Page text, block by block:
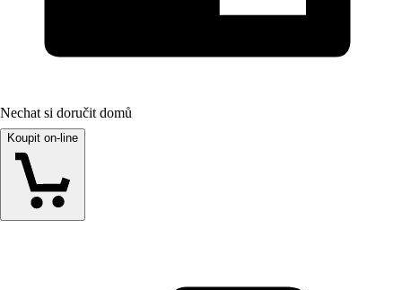
Nechat si doručit domů
Koupit on-line